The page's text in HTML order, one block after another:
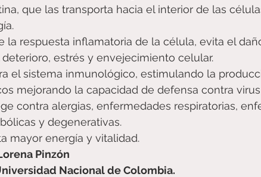
que las transporta hacia el interior de las
la respuesta inflamatoria de la célula, evita el
deterioro, estrés y envejecimiento celular.
el sistema inmunológico, estimulando la
mejorando la capacidad de defensa contra
contra alergias, enfermedades respiratorias,
y degenerativas.
mayor energía y vitalidad.
Pinzón
Nacional de Colombia.